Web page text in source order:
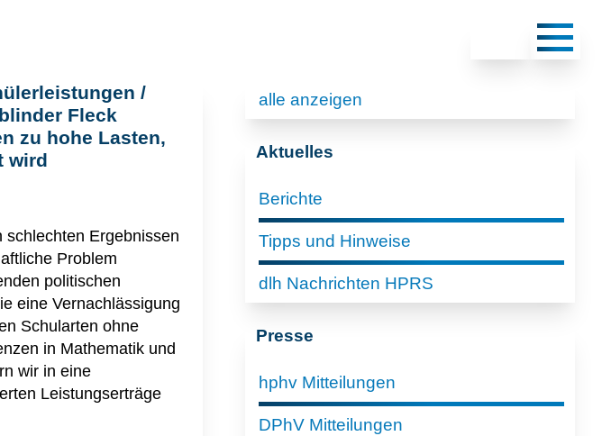
/
Fleck
zu hohe Lasten,
wird
Ergebnissen
Problem
politischen
eine Vernachlässigung
Schularten ohne
in Mathematik und
wir in eine
Leistungserträge
alle anzeigen
Aktuelles
Berichte
Tipps und Hinweise
dlh Nachrichten HPRS
Presse
hphv Mitteilungen
DPhV Mitteilungen